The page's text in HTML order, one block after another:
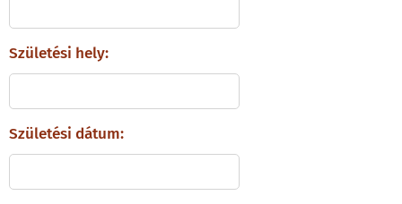
Születési hely:
Születési dátum: